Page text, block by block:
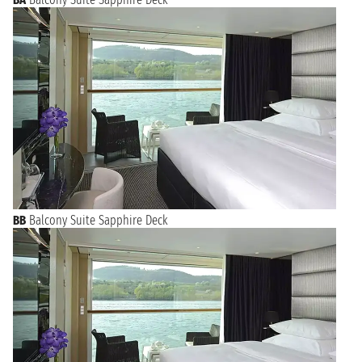
Per arricchire la tua visita a Zurigo con un tocco speciale,
considera l'opportunità di prenotare una crociera che parte
direttamente dalla città. Navigare sulle acque del lago Zurigo o
lungo il fiume Limmat offre panorami mozzafiato della città e
delle sue attrazioni principali. Prenotando una crociera da
Zurigo, potrai vivere un'esperienza indimenticabile che ti
permetterà di apprezzare la bellezza della città da una
prospettiva unica.
BB Balcony Suite Sapphire Deck